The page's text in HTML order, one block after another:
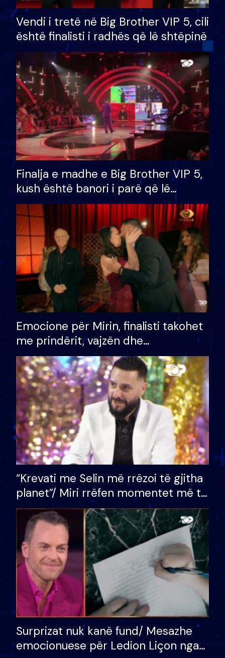
Vendi i tretë në Big Brother VIP 5, cili
është finalisti i radhës që lë shtëpinë
Finalja e madhe e Big Brother VIP 5,
kush është banori i parë që lë
shtëpinë dhe humb mundësinë për
të fituar çmimin e madh
Emocione për Mirin, finalisti takohet
me prindërit, vajzën dhe
bashkëshorten: S’kemi ndonjë letër
divorci apo jo?
“Krevati me Selin më rrëzoi të gjitha
planet”/ Miri rrëfen momentet më të
bukura në shtëpinë e BB VIP: Do më
mungojë zilja e mëngjesit kur…
Surprizat nuk kanë fund/ Mesazhe
emocionuese për Ledion Liçon nga